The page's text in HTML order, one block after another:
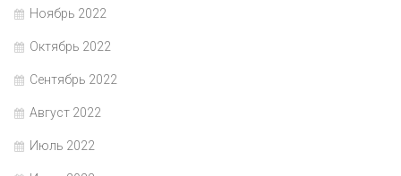
Ноябрь 2022
Октябрь 2022
Сентябрь 2022
Август 2022
Июль 2022